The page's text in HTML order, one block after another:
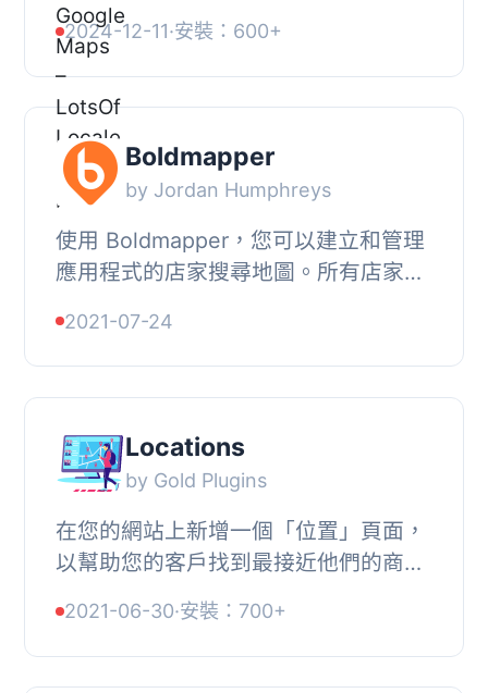
免費地圖工具，建立基於 Google 地圖
的商店定位器。使用 Google 地圖在地
球上任何地方...
2024-12-11·安裝：600+
Boldmapper
by Jordan Humphreys
使用 Boldmapper，您可以建立和管理
應用程式的店家搜尋地圖。所有店家位
https://boldmapper.com 進行管理。
您可以輕鬆匯入現...
2021-07-24
Locations
by Gold Plugins
在您的網站上新增一個「位置」頁面，
以幫助您的客戶找到最接近他們的商
創建一個商店定位器頁面。, 大多數網
絡客戶都在尋找...
2021-06-30·安裝：700+